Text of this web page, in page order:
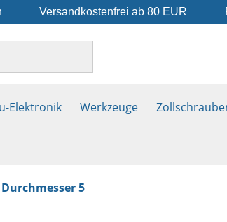
Versandkostenfrei ab 80 EUR
Elektronik Werkzeuge
Durchmesser 5